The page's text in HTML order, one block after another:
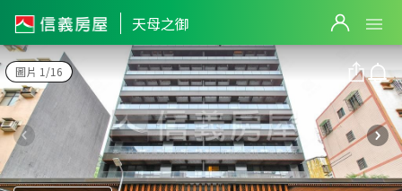
天母之御
圖片 1/16